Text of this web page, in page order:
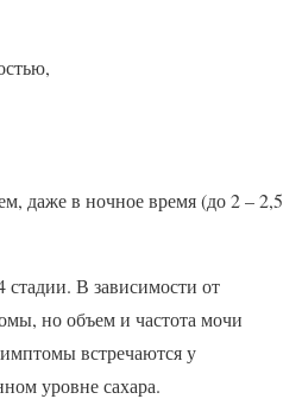
даже в ночное время (до 2 – 2,5
В зависимости от
но объем и частота мочи
встречаются у
уровне сахара.